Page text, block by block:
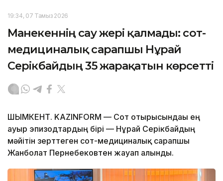
19:34, 07 Тамыз 2026
Манекеннің сау жері қалмады: сот-
медициналық сарапшы Нұрай
Серікбайдың 35 жарақатын көрсетті
ШЫМКЕНТ. KAZINFORM — Сот отырысындағы ең
ауыр эпизодтардың бірі — Нұрай Серікбайдың
мәйітін зерттеген сот-медициналық сарапшы
Жанболат Пернебековтен жауап алынды.